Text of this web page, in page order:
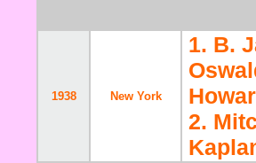
1938 New York
1. B.
2.